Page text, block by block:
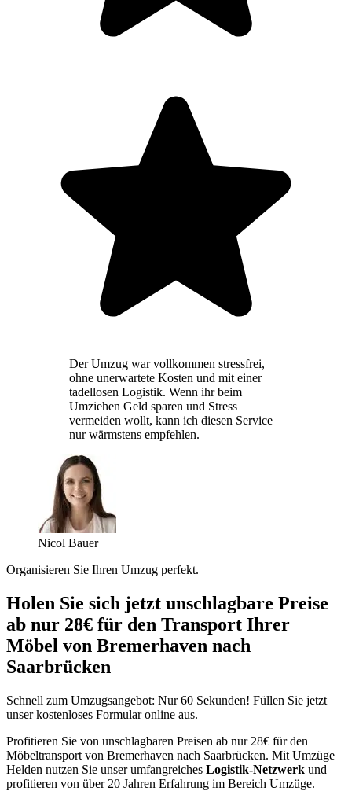
Der Umzug war vollkommen stressfrei,
ohne unerwartete Kosten und mit einer
tadellosen Logistik. Wenn ihr beim
Umziehen Geld sparen und Stress
vermeiden wollt, kann ich diesen Service
nur wärmstens empfehlen.
Nicol Bauer
Organisieren Sie Ihren Umzug perfekt.
Holen Sie sich jetzt unschlagbare Preise
ab nur 28€ für den Transport Ihrer
Möbel von Bremerhaven nach
Saarbrücken
Schnell zum Umzugsangebot: Nur 60 Sekunden! Füllen Sie jetzt
unser kostenloses Formular online aus.
Profitieren Sie von unschlagbaren Preisen ab nur 28€ für den
Möbeltransport von Bremerhaven nach Saarbrücken. Mit Umzüge
Helden nutzen Sie unser umfangreiches Logistik-Netzwerk und
profitieren von über 20 Jahren Erfahrung im Bereich Umzüge.